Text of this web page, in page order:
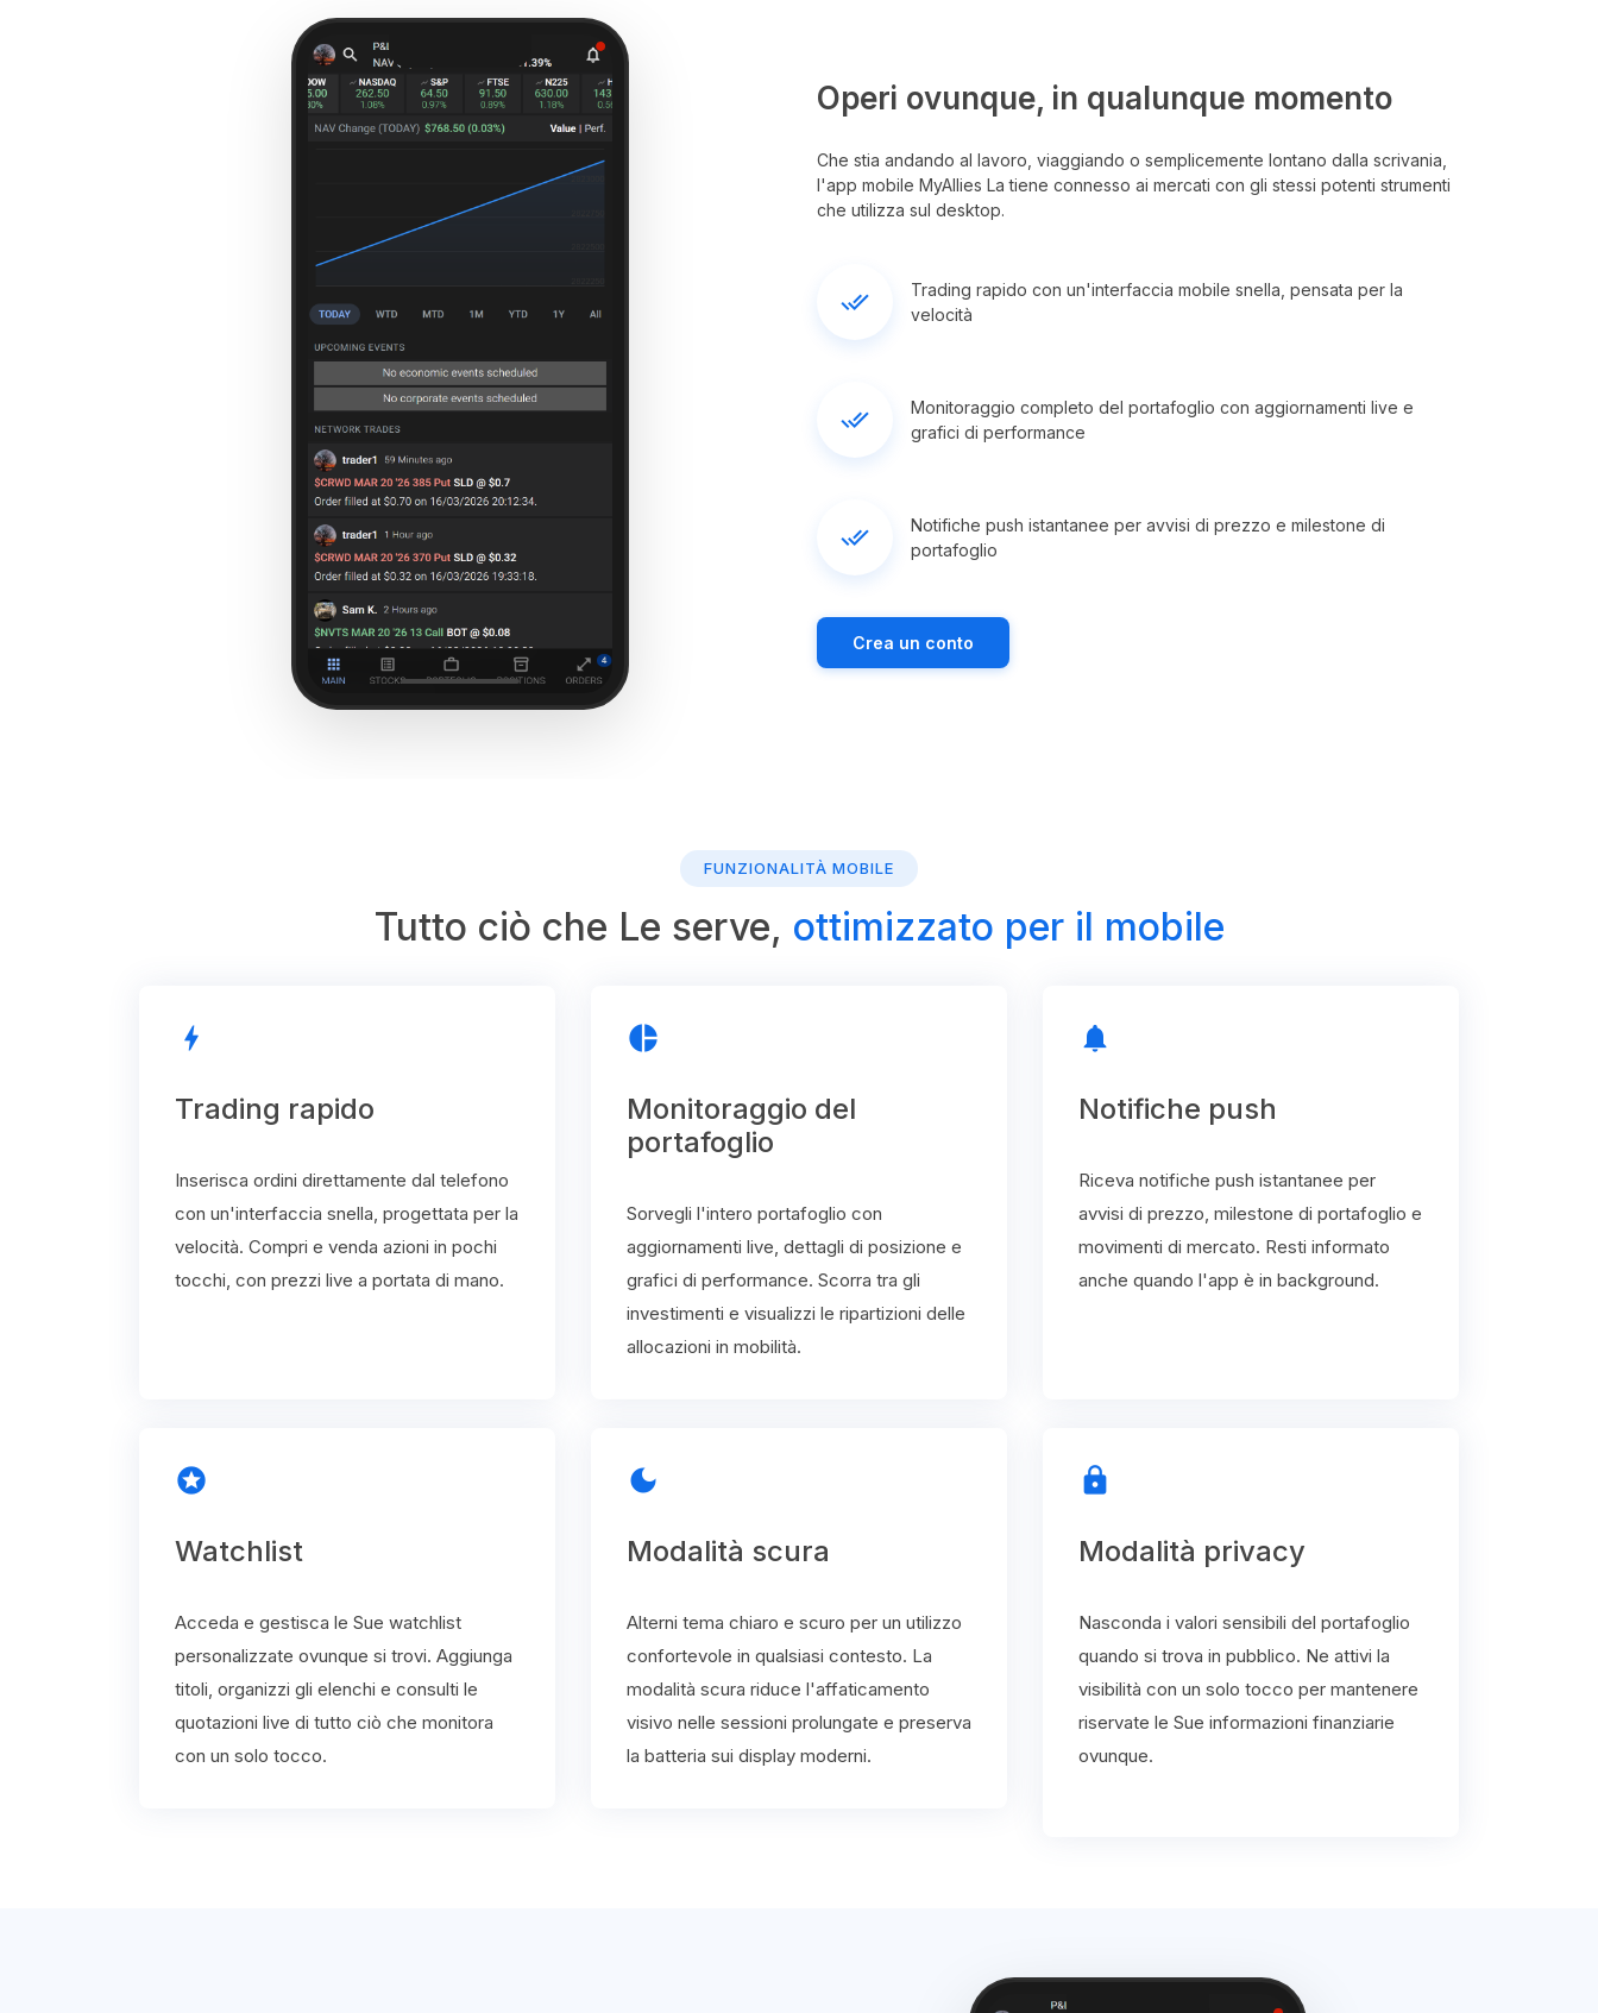
Operi ovunque, in qualunque momento
Che stia andando al lavoro, viaggiando o semplicemente lontano dalla scrivania,
l'app mobile MyAllies La tiene connesso ai mercati con gli stessi potenti strumenti
che utilizza sul desktop.
done_all
Trading rapido con un'interfaccia mobile snella, pensata per la
velocità
done_all
Monitoraggio completo del portafoglio con aggiornamenti live e
grafici di performance
done_all
Notifiche push istantanee per avvisi di prezzo e milestone di
portafoglio
Crea un conto
FUNZIONALITÀ MOBILE
Tutto ciò che Le serve, ottimizzato per il mobile
bolt
Trading rapido
Inserisca ordini direttamente dal telefono
con un'interfaccia snella, progettata per la
velocità. Compri e venda azioni in pochi
tocchi, con prezzi live a portata di mano.
pie_chart
Monitoraggio del
portafoglio
Sorvegli l'intero portafoglio con
aggiornamenti live, dettagli di posizione e
grafici di performance. Scorra tra gli
investimenti e visualizzi le ripartizioni delle
allocazioni in mobilità.
notifications
Notifiche push
Riceva notifiche push istantanee per
avvisi di prezzo, milestone di portafoglio e
movimenti di mercato. Resti informato
anche quando l'app è in background.
stars
Watchlist
Acceda e gestisca le Sue watchlist
personalizzate ovunque si trovi. Aggiunga
titoli, organizzi gli elenchi e consulti le
quotazioni live di tutto ciò che monitora
con un solo tocco.
dark_mode
Modalità scura
Alterni tema chiaro e scuro per un utilizzo
confortevole in qualsiasi contesto. La
modalità scura riduce l'affaticamento
visivo nelle sessioni prolungate e preserva
la batteria sui display moderni.
lock
Modalità privacy
Nasconda i valori sensibili del portafoglio
quando si trova in pubblico. Ne attivi la
visibilità con un solo tocco per mantenere
riservate le Sue informazioni finanziarie
ovunque.